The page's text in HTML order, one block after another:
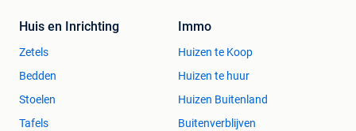
Huis en Inrichting
Zetels
Bedden
Stoelen
Tafels
Immo
Huizen te Koop
Huizen te huur
Huizen Buitenland
Buitenverblijven